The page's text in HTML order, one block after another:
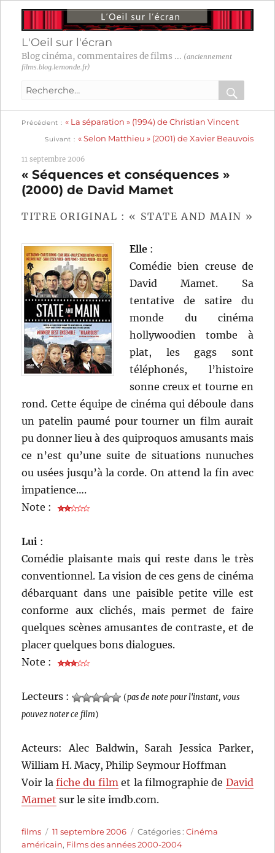
L'Oeil sur l'écran
Blog cinéma, commentaires de films ... (anciennement
films.blog.lemonde.fr)
Recherche
:
OK
Navigation
l’article
Précédent
précédente :
« La séparation » (1994) de Christian Vincent
Suivant
suivante :
« Selon Matthieu » (2001) de Xavier Beauvois
11 septembre 2006
« Séquences et conséquences »
(2000) de David Mamet
TITRE ORIGINAL : « STATE AND MAIN »
Elle :
Comédie bien creuse de
David Mamet. Sa
tentative de satire du
monde du cinéma
hollywoodien tombe à
plat, les gags sont
téléphonés, l’histoire
sonne creux et tourne en
rond. Cette équipe de cinéma qui déboule dans
un patelin paumé pour tourner un film aurait
pu donner lieu à des quiproquos amusants mais
ce n’est qu’une suite de situations nunuches
ou usées jusqu’à la corde. On attend la fin avec
impatience….
Note :
Lui :
Comédie plaisante mais qui reste dans le très
conventionnel. La vision de ces gens de cinéma
débarquant dans une paisible petite ville est
conforme aux clichés, mais permet de faire
quelques scènes amusantes de contraste, et de
placer quelques bons dialogues.
Note :
Lecteurs : (pas de note pour l'instant, vous
pouvez noter ce film)
Acteurs: Alec Baldwin, Sarah Jessica Parker,
William H. Macy, Philip Seymour Hoffman
Voir lafiche du filmet la filmographie de David
Mamet sur le site imdb.com.
Auteur
films
Publié
le
11 septembre 2006 Catégories
Catégories :Cinéma
américain, Films des années 2000-2004